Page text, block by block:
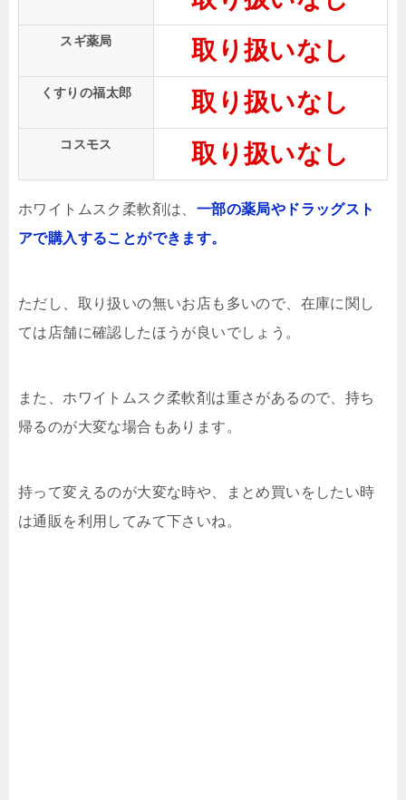
スギ薬局 取り扱いなし
くすりの福太郎 取り扱いなし
コスモス 取り扱いなし
ホワイトムスク柔軟剤は、 一部の薬局やドラッグスト
アで購入することができます。
ただし、取り扱いの無いお店も多いので、在庫に関し
ては店舗に確認したほうが良いでしょう。
また、ホワイトムスク柔軟剤は重さがあるので、持ち
帰るのが大変な場合もあります。
持って変えるのが大変な時や、まとめ買いをしたい時
は通販を利用してみて下さいね。